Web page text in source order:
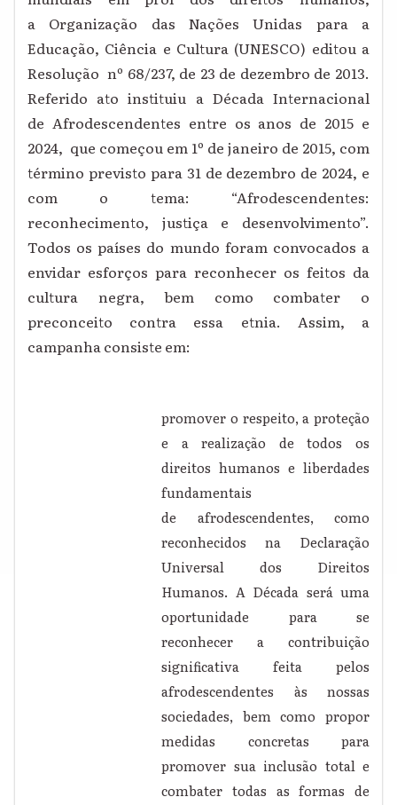
a Organização das Nações Unidas para a
Educação, Ciência e Cultura (UNESCO) editou a
Resolução nº 68/237, de 23 de dezembro de 2013.
Referido ato instituiu a Década Internacional
de Afrodescendentes entre os anos de 2015 e
2024, que começou em 1º de janeiro de 2015, com
término previsto para 31 de dezembro de 2024, e
com o tema: “Afrodescendentes:
reconhecimento, justiça e desenvolvimento”.
Todos os países do mundo foram convocados a
envidar esforços para reconhecer os feitos da
cultura negra, bem como combater o
preconceito contra essa etnia. Assim, a
campanha consiste em:
promover o respeito, a proteção
e a realização de todos os
direitos humanos e liberdades
fundamentais
de afrodescendentes, como
reconhecidos na Declaração
Universal dos Direitos
Humanos. A Década será uma
oportunidade para se
reconhecer a contribuição
significativa feita pelos
afrodescendentes às nossas
sociedades, bem como propor
medidas concretas para
promover sua inclusão total e
combater todas as formas de